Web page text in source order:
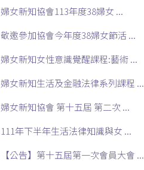
婦女新知協會113年度38婦女 ...
敬邀參加協會今年度38婦女節活 ...
婦女新知女性意識覺醒課程:藝術 ...
婦女新知生活及金融法律系列課程 ...
婦女新知協會 第十五屆 第二次 ...
111年下半年生活法律知識與女 ...
【公告】第十五屆第一次會員大會 ...